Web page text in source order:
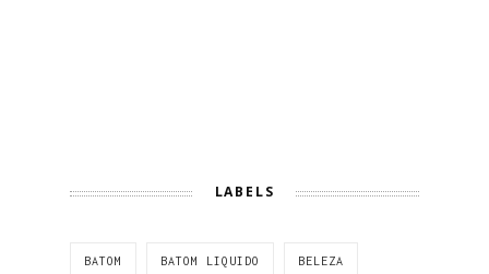
LABELS
BATOM BATOM LIQUIDO BELEZA